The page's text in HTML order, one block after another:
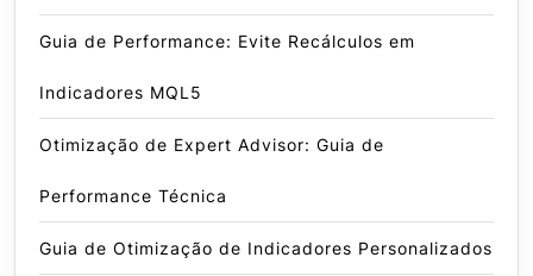
Guia de Performance: Evite Recálculos em
Indicadores MQL5
Otimização de Expert Advisor: Guia de
Performance Técnica
Guia de Otimização de Indicadores Personalizados